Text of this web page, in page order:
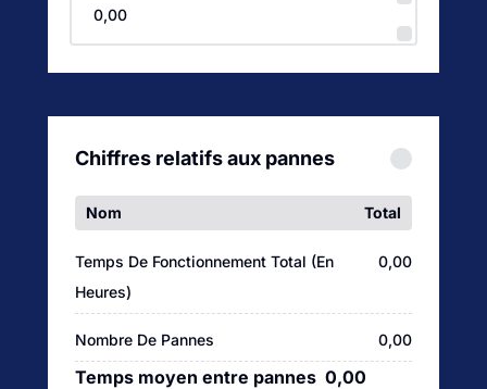
Chiffres relatifs aux pannes
Nom Total
Temps De Fonctionnement Total (en
Heures)
0,00
Nombre De Pannes 0,00
Temps moyen entre pannes 0,00